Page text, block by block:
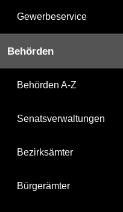
Gewerbeservice
Behörden
Behörden A-Z
Senatsverwaltungen
Bezirksämter
Bürgerämter